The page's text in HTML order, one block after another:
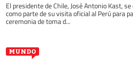
El presidente de Chile, José Antonio Kast,
como parte de su visita oficial al Perú para
ceremonia de toma d...
MUNDO